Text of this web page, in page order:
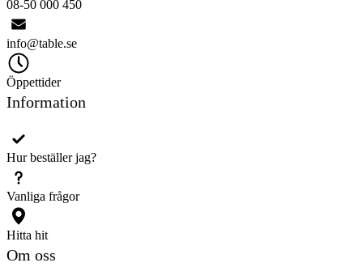
08-50 000 450
info@table.se
Öppettider
Information
Hur beställer jag?
Vanliga frågor
Hitta hit
Om oss